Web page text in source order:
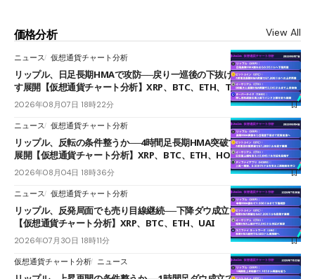
価格分析 View All
ニュース 仮想通貨チャート分析
リップル、日足長期HMAで攻防──戻り一巡後の下抜けで0.95ドルを試
す展開【仮想通貨チャート分析】XRP、BTC、ETH、TAKE
2026年08月07日 18時22分
ニュース 仮想通貨チャート分析
リップル、反転の条件整うか──4時間足長期HMA突破で雲下端を目指す
展開【仮想通貨チャート分析】XRP、BTC、ETH、HOME
2026年08月04日 18時36分
ニュース 仮想通貨チャート分析
リップル、反発局面でも売り目線継続──下降ダウ成立で下値追う展開
【仮想通貨チャート分析】XRP、BTC、ETH、UAI
2026年07月30日 18時11分
仮想通貨チャート分析 ニュース